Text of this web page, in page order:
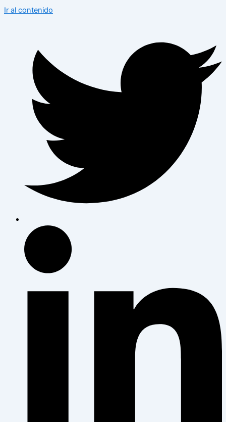
Ir al contenido